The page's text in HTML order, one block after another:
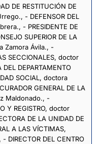
DE RESTITUCIÓN DE
- DEFENSOR DEL
- PRESIDENTE DE
SUPERIOR DE LA
Zamora Ávila., -
SECCIONALES, doctor
DEPARTAMENTO
SOCIAL, doctora
GENERAL DE LA
Maldonado., -
Y REGISTRO, doctor
DE LA UNIDAD DE
A LAS VÍCTIMAS,
DEL CENTRO